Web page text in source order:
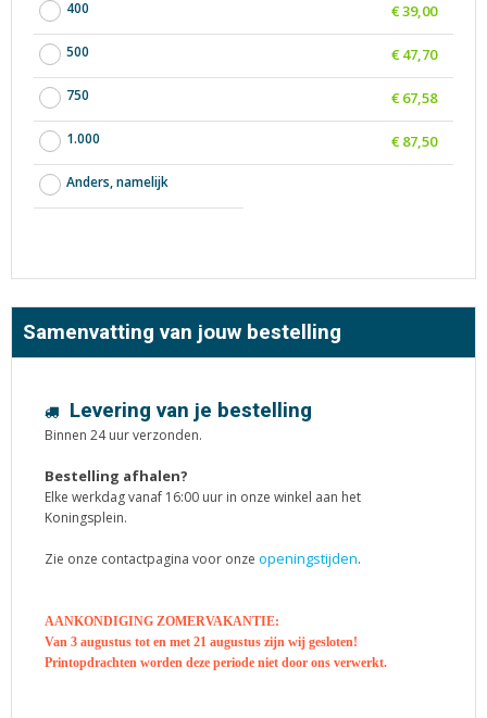
400
500
750
1.000
Anders, namelijk
€ 39,00
€ 47,70
€ 67,58
€ 87,50
Samenvatting van jouw bestelling
Levering van je bestelling
Binnen 24 uur verzonden.
Bestelling afhalen?
Elke werkdag vanaf 16:00 uur in onze winkel aan het
Koningsplein.
Zie onze contactpagina voor onze openingstijden.
AANKONDIGING ZOMERVAKANTIE:
Van 3 augustus tot en met 21 augustus zijn wij gesloten!
Printopdrachten worden deze periode niet door ons verwerkt.